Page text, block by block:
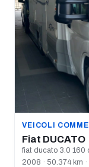
VEICOLI
Fiat DUCATO
fiat ducato 3.0 160
2008 · 50.374 km ·